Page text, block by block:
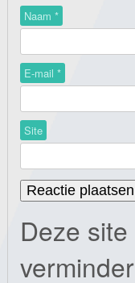
Naam *
E-mail *
Site
Deze